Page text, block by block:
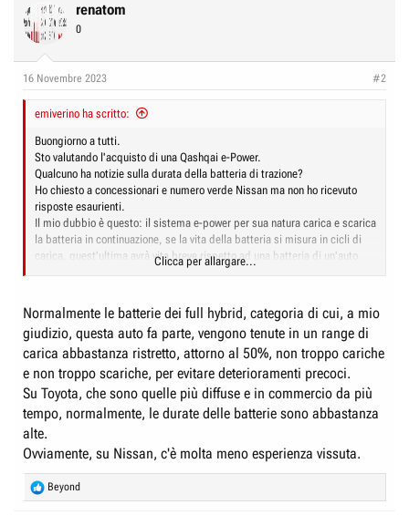
renatom
0
16 Novembre 2023 #2
emiverino ha scritto:
Buongiorno a tutti.
Sto valutando l'acquisto di una Qashqai e-Power.
Qualcuno ha notizie sulla durata della batteria di trazione?
Ho chiesto a concessionari e numero verde Nissan ma non ho ricevuto
risposte esaurienti.
Il mio dubbio è questo: il sistema e-power per sua natura carica e scarica
la batteria in continuazione, se la vita della batteria si misura in cicli di
carica, quest'ultima avrà vita breve rispetto ad una batteria di un'auto
completamente elettrica che si ricarica in media ogni 300-400 Km.
termico sarà sempre in funzione e aumenteranno i consumi.
La garanzia sulla batteri è di 5 anni e secondo il numero verde Nissan non
è estendibile.
La garanzia coprirà anche il normale deterioramento?
Quale sarà il prezzo per la sostituzione?
Io non ho trovato risposte
Clicca per allargare...
Normalmente le batterie dei full hybrid, categoria di cui, a mio
giudizio, questa auto fa parte, vengono tenute in un range di
carica abbastanza ristretto, attorno al 50%, non troppo cariche
e non troppo scariche, per evitare deterioramenti precoci.
Su Toyota, che sono quelle più diffuse e in commercio da più
tempo, normalmente, le durate delle batterie sono abbastanza
alte.
Ovviamente, su Nissan, c'è molta meno esperienza vissuta.
R
e
Beyond